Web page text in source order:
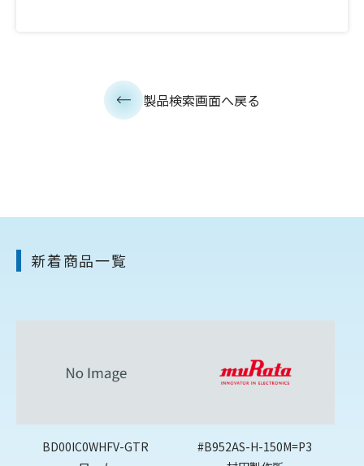
製品検索画面へ戻る
新着商品一覧
BD00IC0WHFV-GTR
#B952AS-H-150M=P3